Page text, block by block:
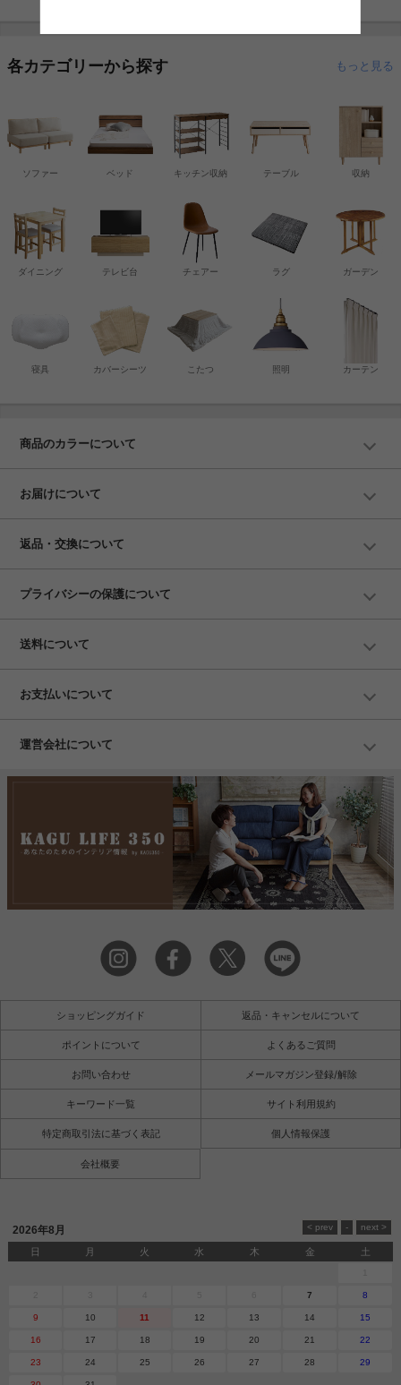
各カテゴリーから探す もっと見る
ソファー ベッド 収納
キッチン収納
寝具 カバーシーツ
チェアー
テーブル
こたつ
テレビ台
ダイニング ラグ
カーテン
照明
ガーデン
商品のカラーについて
お届けについて
返品・交換について
プライバシーの保護について
送料について
お支払いについて
運営会社について
ショッピングガイド 返品・キャンセルについて
ポイントについて よくあるご質問
お問い合わせ メールマガジン登録/解除
キーワード一覧 サイト利用規約
特定商取引法に基づく表記 個人情報保護
会社概要
2026年8月
日 月 火 水 木 金 土
7 8
9 10 11 12 13 14 15
16 17 18 19 20 21 22
23 24 25 26 27 28 29